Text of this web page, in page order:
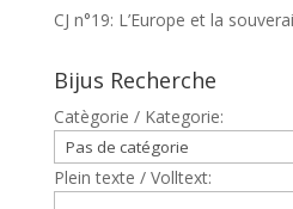
CJ n°19: L’Europe et la
Bijus Recherche
Catègorie / Kategorie:
Plein texte / Volltext: